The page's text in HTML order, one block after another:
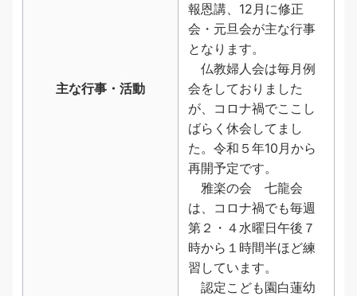
主な行事・活動
報恩講、12月に修正
会・元旦会が主な行事
となります。
仏教婦人会は毎月例
会をしておりました
が、コロナ禍でここし
ばらく休会してまし
た。令和５年10月から
再開予定です。
雅楽の会 七龍会
は、コロナ禍でも毎週
第２・４水曜日午後７
時から１時間半ほど練
習しています。
認定こども園白蓮幼